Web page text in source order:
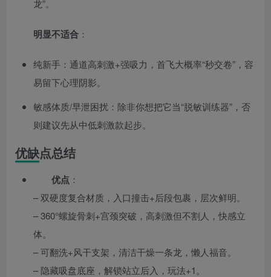
龙”。
明显不适合 ：
纯新手：通道高刺激+强吸力，首飞大概率“秒交卷”，容
易留下心理阴影。
敏感体质/早泄困扰：除非你想把它当“脱敏训练器”，否
则建议先从中低刺激款起步。
优缺点总结
优点 ：
– 双硬度复合材质，入口撞击+后段包裹，层次鲜明。
– 360°螺旋骨刺+宫颈突破，高刺激但不割人，快感立
体。
– 可翻洗+风干支架，清洁干燥一条龙，懒人福音。
– 隐藏吸盘底座，解锁站立后入，玩法+1。